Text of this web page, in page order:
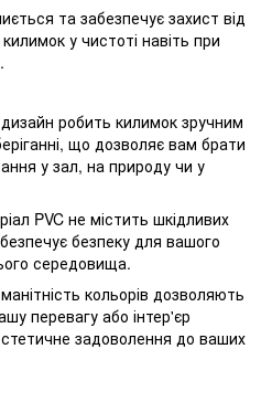
та забезпечує захист від
у чистоті навіть при
робить килимок зручним
що дозволяє вам брати
у зал, на природу чи у
PVC не містить шкідливих
безпеку для вашого
середовища.
кольорів дозволяють
перевагу або інтер'єр
задоволення до ваших